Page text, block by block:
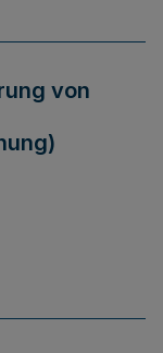
von